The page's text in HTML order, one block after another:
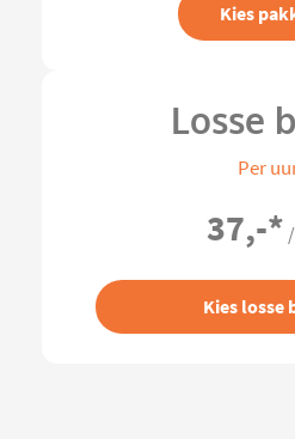
Kies
Losse
Per
37,-*
Kies losse